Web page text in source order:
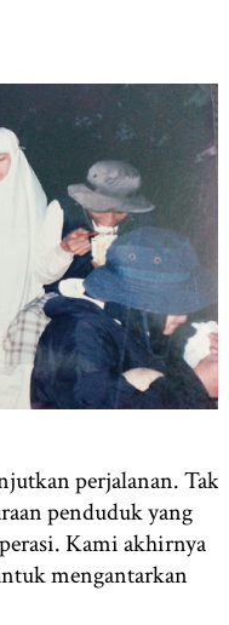
perjalanan. Tak
penduduk yang
Kami akhirnya
mengantarkan